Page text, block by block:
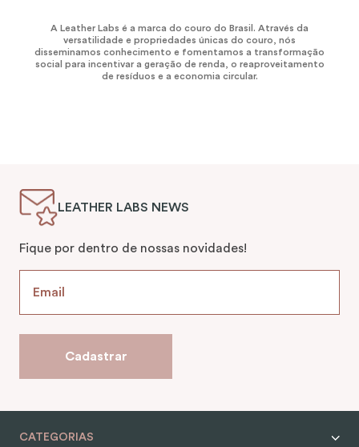
A Leather Labs é a marca do couro do Brasil. Através da
versatilidade e propriedades únicas do couro, nós
disseminamos conhecimento e fomentamos a transformação
social para incentivar a geração de renda, o reaproveitamento
de resíduos e a economia circular.
LEATHER LABS NEWS
Fique por dentro de nossas novidades!
Cadastrar
CATEGORIAS